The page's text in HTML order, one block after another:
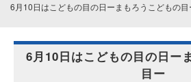
6月10日はこどもの目の日ーまもろうこどもの目
6月10日はこどもの目の日ー
目ー